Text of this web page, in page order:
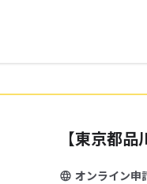
【東京都
オンライン申